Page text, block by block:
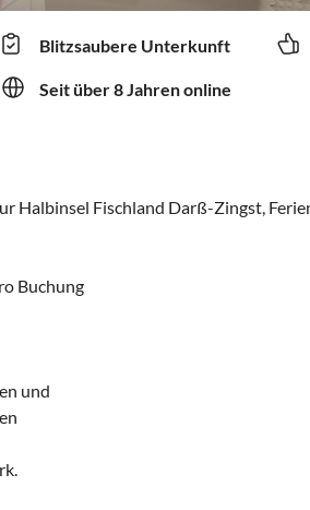
Blitzsaubere Unterkunft
Seit über 8 Jahren online
Halbinsel Fischland Darß-Zingst,
Buchung
und